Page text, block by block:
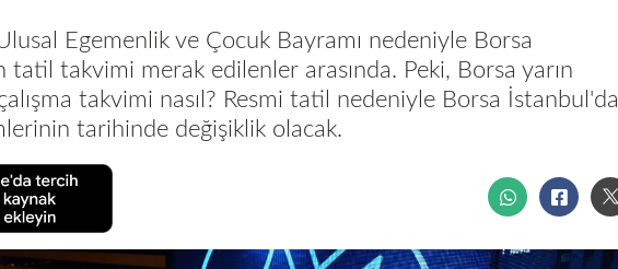
Egemenlik ve Çocuk Bayramı nedeniyle Borsa
tatil takvimi merak edilenler arasında. Peki, Borsa yarın
çalışma takvimi nasıl? Resmi tatil nedeniyle Borsa İstanbul'da
tarihinde değişiklik olacak.